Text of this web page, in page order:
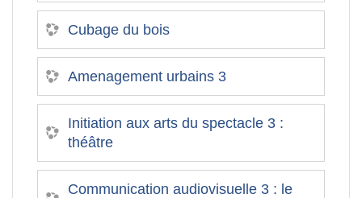
Cubage du bois
Amenagement urbains 3
Initiation aux arts du spectacle 3 :
théâtre
Communication audiovisuelle 3 : le